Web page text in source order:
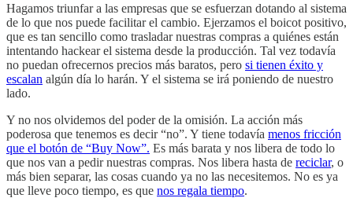
Hagamos triunfar a las empresas que se esfuerzan dotando al sistema
de lo que nos puede facilitar el cambio. Ejerzamos el boicot positivo,
que es tan sencillo como trasladar nuestras compras a quiénes están
intentando hackear el sistema desde la producción. Tal vez todavía
no puedan ofrecernos precios más baratos, pero si tienen éxito y
escalan algún día lo harán. Y el sistema se irá poniendo de nuestro
lado.
Y no nos olvidemos del poder de la omisión. La acción más
poderosa que tenemos es decir “no”. Y tiene todavía menos fricción
que el botón de “Buy Now”. Es más barata y nos libera de todo lo
que nos van a pedir nuestras compras. Nos libera hasta de reciclar, o
más bien separar, las cosas cuando ya no las necesitemos. No es ya
que lleve poco tiempo, es que nos regala tiempo.